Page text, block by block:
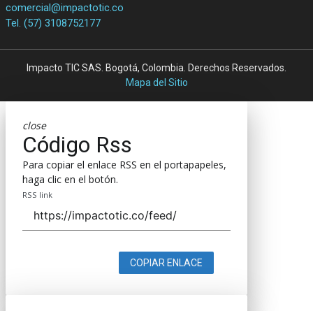
comercial@impactotic.co
Tel. (57) 3108752177
Impacto TIC SAS. Bogotá, Colombia. Derechos Reservados.
Mapa del Sitio
close
Código Rss
Para copiar el enlace RSS en el portapapeles,
haga clic en el botón.
RSS link
COPIAR ENLACE